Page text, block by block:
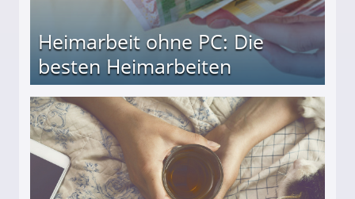
Heimarbeit ohne PC: Die
besten Heimarbeiten